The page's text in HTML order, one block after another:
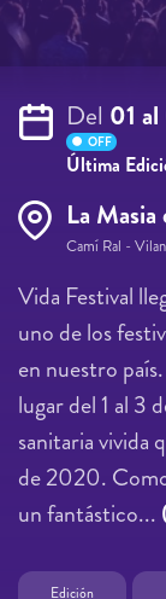
Del 01
OFF
Última
La Masia
Camí Ral -
Vida Festival
uno de los
en nuestro
lugar del 1 al 3
sanitaria vivida
de 2020.
un fantástico...
Edición